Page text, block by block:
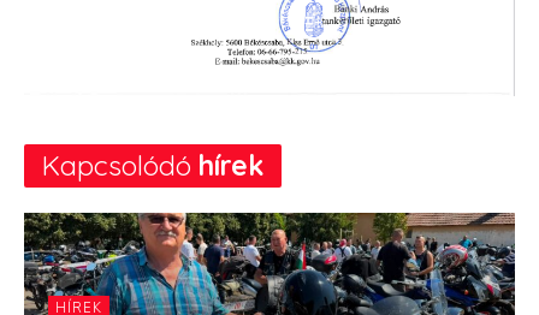
Kapcsolódó hírek
HÍREK